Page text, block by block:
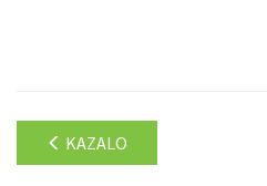
KAZALO